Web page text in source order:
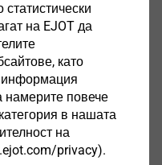
на EJOT да
като
информация
повече
в нашата
на
privacy).